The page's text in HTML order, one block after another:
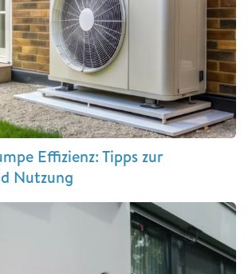
Effizienz: Tipps zur
Nutzung